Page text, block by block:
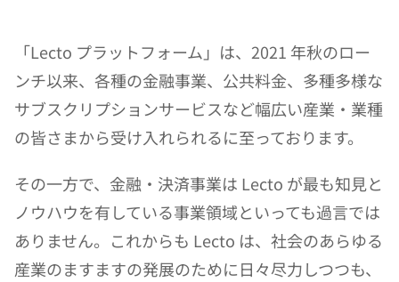
「Lecto プラットフォーム」は、2021 年秋のロー
ンチ以来、各種の金融事業、公共料金、多種多様な
サブスクリプションサービスなど幅広い産業・業種
の皆さまから受け入れられるに至っております。
その一方で、金融・決済事業は Lecto が最も知見と
ノウハウを有している事業領域といっても過言では
ありません。これからも Lecto は、社会のあらゆる
産業のますますの発展のために日々尽力しつつも、